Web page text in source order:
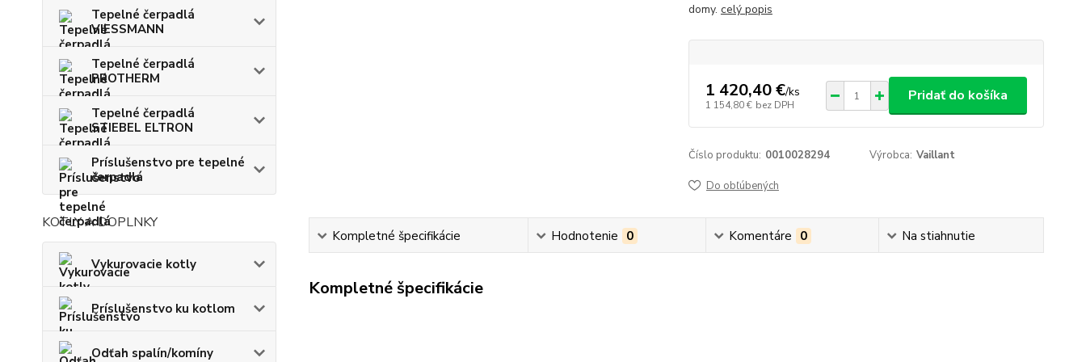
Tepelné čerpadlá
VIESSMANN
Tepelné čerpadlá
PROTHERM
Tepelné čerpadlá
STIEBEL ELTRON
Príslušenstvo pre tepelné
čerpadlá
KOTLY A DOPLNKY
Vykurovacie kotly
Príslušenstvo ku kotlom
Odťah spalín/komíny
domy. celý popis
1 420,40 €/ks
1 154,80 € bez DPH
Pridať do košíka
Číslo produktu: 0010028294 Výrobca: Vaillant
Do obľúbených
Kompletné špecifikácie Hodnotenie 0 Komentáre 0 Na stiahnutie
Kompletné špecifikácie